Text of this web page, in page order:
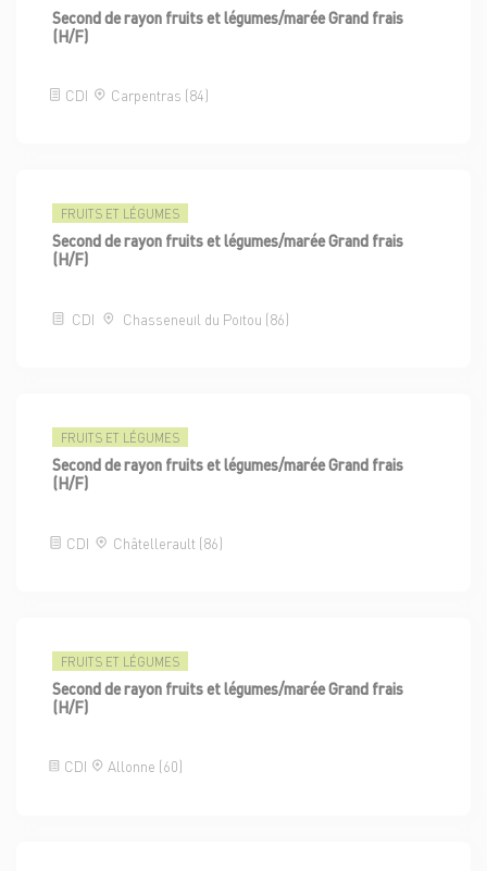
Second de rayon fruits et légumes/marée Grand frais
(H/F)
CDI Carpentras (84)
FRUITS ET LÉGUMES
Second de rayon fruits et légumes/marée Grand frais
(H/F)
CDI Chasseneuil du Poitou (86)
FRUITS ET LÉGUMES
Second de rayon fruits et légumes/marée Grand frais
(H/F)
CDI Châtellerault (86)
FRUITS ET LÉGUMES
Second de rayon fruits et légumes/marée Grand frais
(H/F)
CDI Allonne (60)